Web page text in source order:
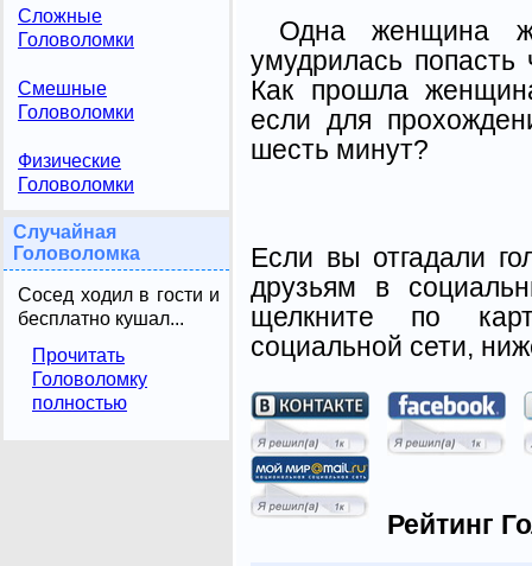
Сложные
Головоломки
Смешные
Головоломки
Физические
Головоломки
Случайная
Головоломка
Сосед ходил в гости и
бесплатно кушал...
Прочитать
Головоломку
полностью
Одна женщина
умудрилась
Как прошла
если для
шесть минут?
Если вы отгадали
друзьям в
щелкните по
социальной сети,
Рейтинг